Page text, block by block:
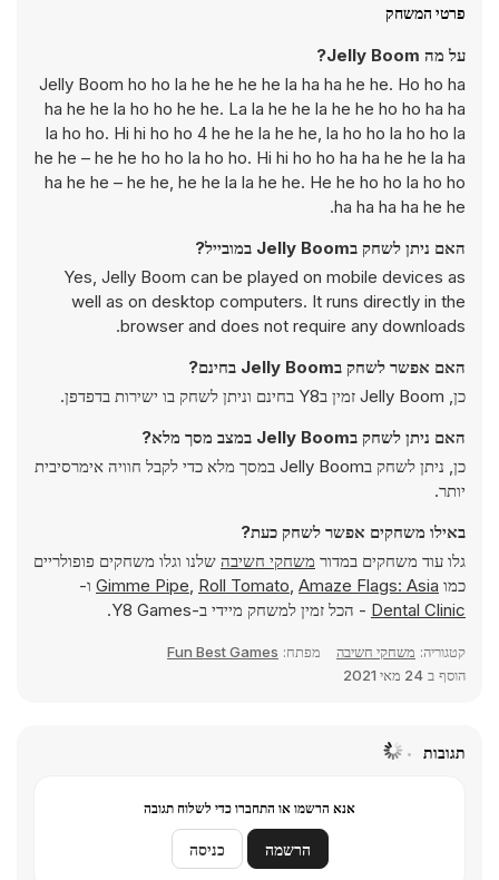
פרטי המשחק
על מה Jelly Boom?
Jelly Boom ho ho la he he he he la ha ha he he. Ho ho ha
ha he he la ho ho he he. La la he he la he he ho ho ha ha
la ho ho. Hi hi ho ho 4 he he la he he, la ho ho la ho ho la
he he – he he ho ho la ho ho. Hi hi ho ho ha ha he he la ha
ha he he – he he, he he la la he he. He he ho ho la ho ho
ha ha ha ha he he.
האם ניתן לשחק בJelly Boom במובייל?
Yes, Jelly Boom can be played on mobile devices as
well as on desktop computers. It runs directly in the
browser and does not require any downloads.
האם אפשר לשחק בJelly Boom בחינם?
כן, Jelly Boom זמין בY8 בחינם וניתן לשחק בו ישירות בדפדפן.
האם ניתן לשחק בJelly Boom במצב מסך מלא?
כן, ניתן לשחק בJelly Boom במסך מלא כדי לקבל חוויה אימרסיבית
יותר.
באילו משחקים אפשר לשחק כעת?
גלו עוד משחקים במדור משחקי חשיבה שלנו וגלו משחקים פופולריים
כמו
Gimme Pipe, Roll Tomato, Amaze Flags: Asia
ו-
Dental Clinic - הכל זמין למשחק מיידי ב-Y8 Games.
קטגוריה: משחקי חשיבה מפתח: Fun Best Games
הוסף ב 24 מאי 2021
תגובות
אנא הרשמו או התחברו כדי לשלוח תגובה
הרשמה כניסה